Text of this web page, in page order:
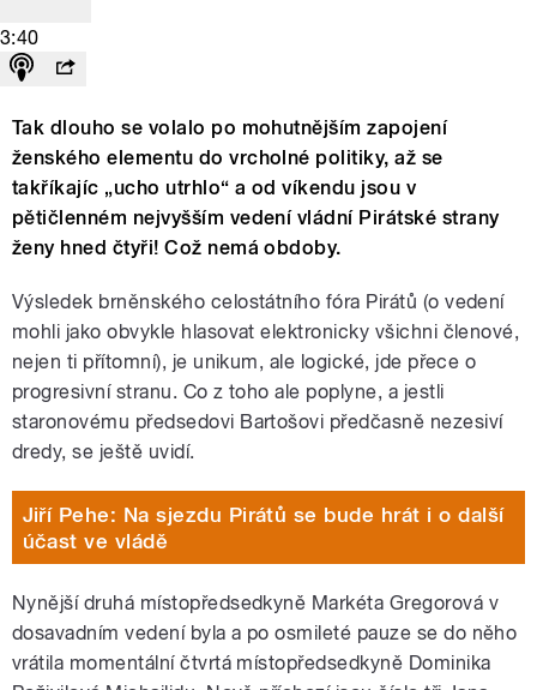
3:40
Tak dlouho se volalo po mohutnějším zapojení
ženského elementu do vrcholné politiky, až se
takříkajíc „ucho utrhlo“ a od víkendu jsou v
pětičlenném nejvyšším vedení vládní Pirátské strany
ženy hned čtyři! Což nemá obdoby.
Výsledek brněnského celostátního fóra Pirátů (o vedení
mohli jako obvykle hlasovat elektronicky všichni členové,
nejen ti přítomní), je unikum, ale logické, jde přece o
progresivní stranu. Co z toho ale poplyne, a jestli
staronovému předsedovi Bartošovi předčasně nezesiví
dredy, se ještě uvidí.
Jiří Pehe: Na sjezdu Pirátů se bude hrát i o další
účast ve vládě
Nynější druhá místopředsedkyně Markéta Gregorová v
dosavadním vedení byla a po osmileté pauze se do něho
vrátila momentální čtvrtá místopředsedkyně Dominika